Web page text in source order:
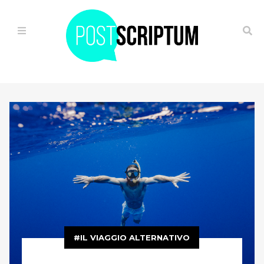
IL
VIAGGIO
ALTERNATIVO
FUTURO
IL VIAGGIO ALTERNATIVO